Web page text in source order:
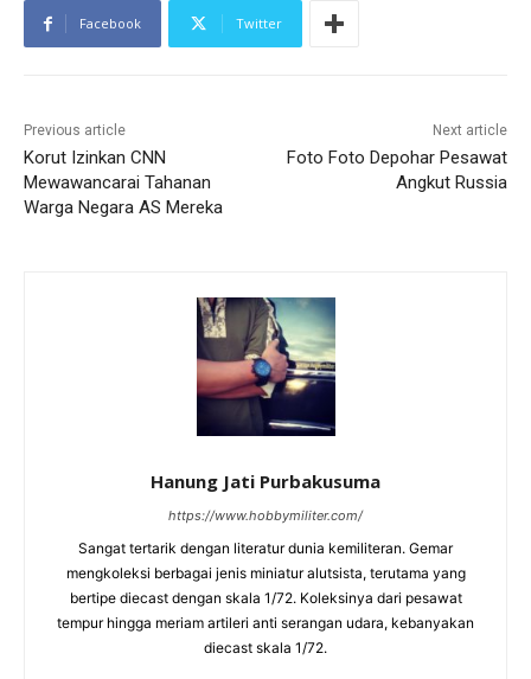
Facebook Twitter
Previous article
Korut Izinkan CNN
Mewawancarai Tahanan
Warga Negara AS Mereka
Next article
Foto Foto Depohar Pesawat
Angkut Russia
Hanung Jati Purbakusuma
https://www.hobbymiliter.com/
Sangat tertarik dengan literatur dunia kemiliteran. Gemar
mengkoleksi berbagai jenis miniatur alutsista, terutama yang
bertipe diecast dengan skala 1/72. Koleksinya dari pesawat
tempur hingga meriam artileri anti serangan udara, kebanyakan
diecast skala 1/72.